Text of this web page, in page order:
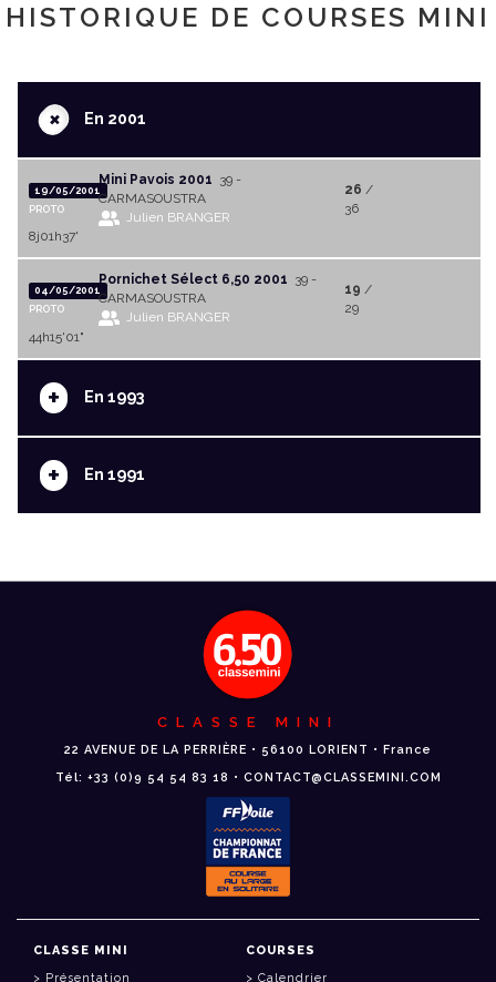
HISTORIQUE DE COURSES MINI
+En 2001
19/05/2001
PROTO
Mini Pavois 2001 39 -
CARMASOUSTRA
Julien BRANGER
26 /
36
8j01h37'
04/05/2001
PROTO
Pornichet Sélect 6,50 2001 39 -
CARMASOUSTRA
Julien BRANGER
19 /
29
44h15'01"
+ En 1993
+ En 1991
CLASSE MINI
22 AVENUE DE LA PERRIÈRE • 56100 LORIENT • France
Tél: +33 (0)9 54 54 83 18 • CONTACT@CLASSEMINI.COM
CLASSE MINI
Présentation
COURSES
Calendrier